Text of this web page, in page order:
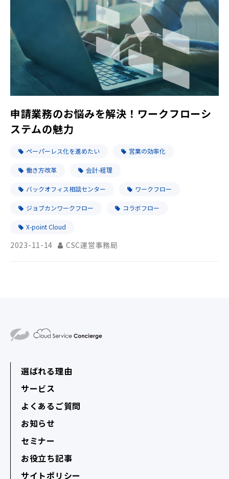
申請業務のお悩みを解決！ワークフローシ
ステムの魅力
ペーパーレス化を進めたい 営業の効率化
働き方改革 会計-経理
バックオフィス相談センター ワークフロー
ジョブカンワークフロー コラボフロー
X-point Cloud
2023-11-14 CSC運営事務局
選ばれる理由
サービス
よくあるご質問
お知らせ
セミナー
お役立ち記事
サイトポリシー